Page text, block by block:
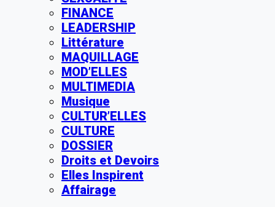
FINANCE
LEADERSHIP
Littérature
MAQUILLAGE
MOD’ELLES
MULTIMEDIA
Musique
CULTUR’ELLES
CULTURE
DOSSIER
Droits et Devoirs
Elles Inspirent
Affairage